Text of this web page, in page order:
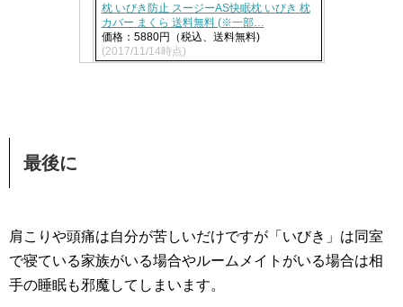
枕 いびき防止 スージーAS快眠枕 いびき 枕
カバー まくら 送料無料 (※一部…
価格：5880円（税込、送料無料)
(2017/11/14時点)
最後に
肩こりや頭痛は自分が苦しいだけですが「いびき」は同室
で寝ている家族がいる場合やルームメイトがいる場合は相
手の睡眠も邪魔してしまいます。